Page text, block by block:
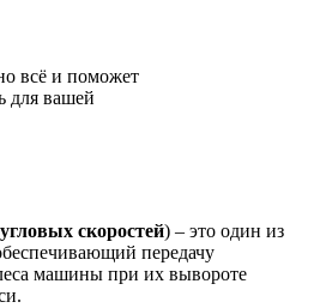
всё и поможет
для вашей
скоростей) – это один из
передачу
машины при их вывороте